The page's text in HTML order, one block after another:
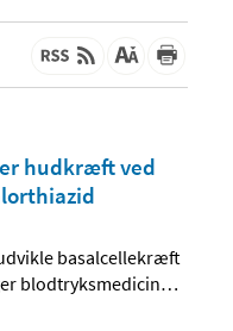
hudkræft ved
basalcellekræft
blodtryksmedicin…